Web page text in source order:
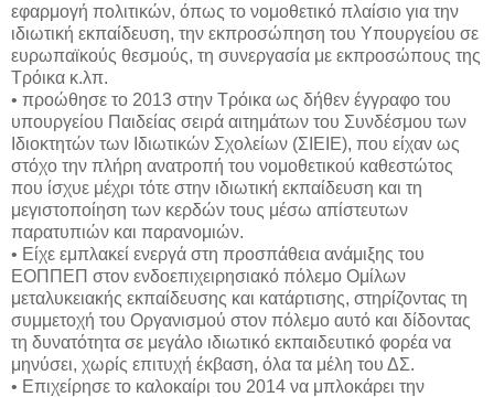
εφαρμογή πολιτικών, όπως το νομοθετικό πλαίσιο για την
ιδιωτική εκπαίδευση, την εκπροσώπηση του Υπουργείου σε
ευρωπαϊκούς θεσμούς, τη συνεργασία με εκπροσώπους της
Τρόικα κ.λπ.
• προώθησε το 2013 στην Τρόικα ως δήθεν έγγραφο του
υπουργείου Παιδείας σειρά αιτημάτων του Συνδέσμου των
Ιδιοκτητών των Ιδιωτικών Σχολείων (ΣΙΕΙΕ), που είχαν ως
στόχο την πλήρη ανατροπή του νομοθετικού καθεστώτος
που ίσχυε μέχρι τότε στην ιδιωτική εκπαίδευση και τη
μεγιστοποίηση των κερδών τους μέσω απίστευτων
παρατυπιών και παρανομιών.
• Είχε εμπλακεί ενεργά στη προσπάθεια ανάμιξης του
ΕΟΠΠΕΠ στον ενδοεπιχειρησιακό πόλεμο Ομίλων
μεταλυκειακής εκπαίδευσης και κατάρτισης, στηρίζοντας τη
συμμετοχή του Οργανισμού στον πόλεμο αυτό και δίδοντας
τη δυνατότητα σε μεγάλο ιδιωτικό εκπαιδευτικό φορέα να
μηνύσει, χωρίς επιτυχή έκβαση, όλα τα μέλη του ΔΣ.
• Επιχείρησε το καλοκαίρι του 2014 να μπλοκάρει την